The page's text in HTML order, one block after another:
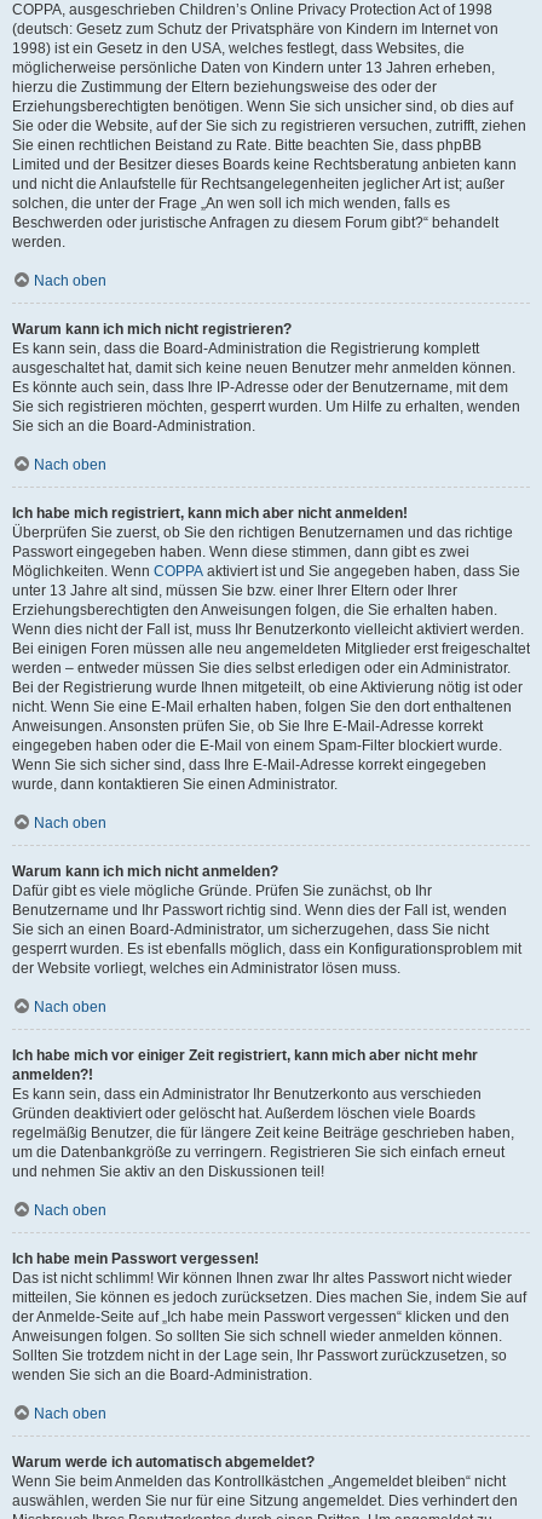
COPPA, ausgeschrieben Children’s Online Privacy Protection Act of 1998
(deutsch: Gesetz zum Schutz der Privatsphäre von Kindern im Internet von
1998) ist ein Gesetz in den USA, welches festlegt, dass Websites, die
möglicherweise persönliche Daten von Kindern unter 13 Jahren erheben,
hierzu die Zustimmung der Eltern beziehungsweise des oder der
Erziehungsberechtigten benötigen. Wenn Sie sich unsicher sind, ob dies auf
Sie oder die Website, auf der Sie sich zu registrieren versuchen, zutrifft, ziehen
Sie einen rechtlichen Beistand zu Rate. Bitte beachten Sie, dass phpBB
Limited und der Besitzer dieses Boards keine Rechtsberatung anbieten kann
und nicht die Anlaufstelle für Rechtsangelegenheiten jeglicher Art ist; außer
solchen, die unter der Frage „An wen soll ich mich wenden, falls es
Beschwerden oder juristische Anfragen zu diesem Forum gibt?“ behandelt
werden.
Nach oben
Warum kann ich mich nicht registrieren?
Es kann sein, dass die Board-Administration die Registrierung komplett
ausgeschaltet hat, damit sich keine neuen Benutzer mehr anmelden können.
Es könnte auch sein, dass Ihre IP-Adresse oder der Benutzername, mit dem
Sie sich registrieren möchten, gesperrt wurden. Um Hilfe zu erhalten, wenden
Sie sich an die Board-Administration.
Nach oben
Ich habe mich registriert, kann mich aber nicht anmelden!
Überprüfen Sie zuerst, ob Sie den richtigen Benutzernamen und das richtige
Passwort eingegeben haben. Wenn diese stimmen, dann gibt es zwei
Möglichkeiten. Wenn COPPA aktiviert ist und Sie angegeben haben, dass Sie
unter 13 Jahre alt sind, müssen Sie bzw. einer Ihrer Eltern oder Ihrer
Erziehungsberechtigten den Anweisungen folgen, die Sie erhalten haben.
Wenn dies nicht der Fall ist, muss Ihr Benutzerkonto vielleicht aktiviert werden.
Bei einigen Foren müssen alle neu angemeldeten Mitglieder erst freigeschaltet
werden – entweder müssen Sie dies selbst erledigen oder ein Administrator.
Bei der Registrierung wurde Ihnen mitgeteilt, ob eine Aktivierung nötig ist oder
nicht. Wenn Sie eine E-Mail erhalten haben, folgen Sie den dort enthaltenen
Anweisungen. Ansonsten prüfen Sie, ob Sie Ihre E-Mail-Adresse korrekt
eingegeben haben oder die E-Mail von einem Spam-Filter blockiert wurde.
Wenn Sie sich sicher sind, dass Ihre E-Mail-Adresse korrekt eingegeben
wurde, dann kontaktieren Sie einen Administrator.
Nach oben
Warum kann ich mich nicht anmelden?
Dafür gibt es viele mögliche Gründe. Prüfen Sie zunächst, ob Ihr
Benutzername und Ihr Passwort richtig sind. Wenn dies der Fall ist, wenden
Sie sich an einen Board-Administrator, um sicherzugehen, dass Sie nicht
gesperrt wurden. Es ist ebenfalls möglich, dass ein Konfigurationsproblem mit
der Website vorliegt, welches ein Administrator lösen muss.
Nach oben
Ich habe mich vor einiger Zeit registriert, kann mich aber nicht mehr
anmelden?!
Es kann sein, dass ein Administrator Ihr Benutzerkonto aus verschieden
Gründen deaktiviert oder gelöscht hat. Außerdem löschen viele Boards
regelmäßig Benutzer, die für längere Zeit keine Beiträge geschrieben haben,
um die Datenbankgröße zu verringern. Registrieren Sie sich einfach erneut
und nehmen Sie aktiv an den Diskussionen teil!
Nach oben
Ich habe mein Passwort vergessen!
Das ist nicht schlimm! Wir können Ihnen zwar Ihr altes Passwort nicht wieder
mitteilen, Sie können es jedoch zurücksetzen. Dies machen Sie, indem Sie auf
der Anmelde-Seite auf „Ich habe mein Passwort vergessen“ klicken und den
Anweisungen folgen. So sollten Sie sich schnell wieder anmelden können.
Sollten Sie trotzdem nicht in der Lage sein, Ihr Passwort zurückzusetzen, so
wenden Sie sich an die Board-Administration.
Nach oben
Warum werde ich automatisch abgemeldet?
Wenn Sie beim Anmelden das Kontrollkästchen „Angemeldet bleiben“ nicht
auswählen, werden Sie nur für eine Sitzung angemeldet. Dies verhindert den